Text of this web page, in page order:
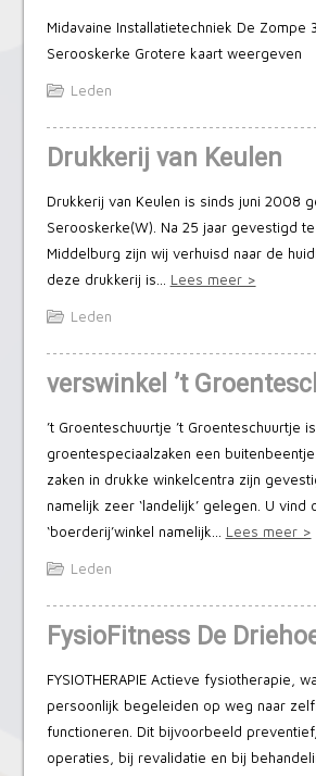
Midavaine Installatietechniek De Zompe
Serooskerke Grotere kaart weergeven
Leden
Drukkerij van Keulen
Drukkerij van Keulen is sinds juni 2008
Serooskerke(W). Na 25 jaar gevestigd
Middelburg zijn wij verhuisd naar de
deze drukkerij is… Lees meer >
Leden
verswinkel ’t
’t Groenteschuurtje ’t Groenteschuurtje
groentespeciaalzaken een
zaken in drukke winkelcentra zijn
namelijk zeer ‘landelijk’ gelegen. U vind
‘boerderij’winkel namelijk… Lees meer >
Leden
FysioFitness De
FYSIOTHERAPIE Actieve fysiotherapie,
persoonlijk begeleiden op weg naar
functioneren. Dit bijvoorbeeld
operaties, bij revalidatie en bij